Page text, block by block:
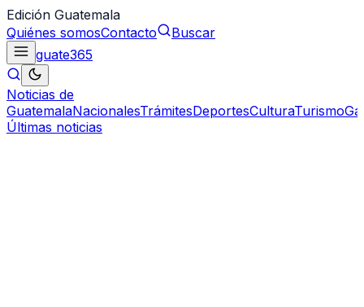
Edición Guatemala
Quiénes somosContacto
Buscar
guate365
Noticias de
GuatemalaNacionalesTrámitesDeportesCulturaTurismo
Últimas noticias